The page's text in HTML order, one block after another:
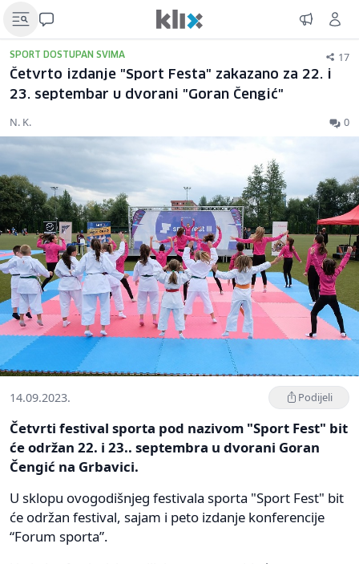
SPORT DOSTUPAN SVIMA 17
Četvrto izdanje "Sport Festa" zakazano za 22. i
23. septembar u dvorani "Goran Čengić"
N. K. 0
14.09.2023. Podijeli
Četvrti festival sporta pod nazivom "Sport Fest" bit
će održan 22. i 23.. septembra u dvorani Goran
Čengić na Grbavici.
U sklopu ovogodišnjeg festivala sporta "Sport Fest" bit
će održan festival, sajam i peto izdanje konferencije
“Forum sporta”.